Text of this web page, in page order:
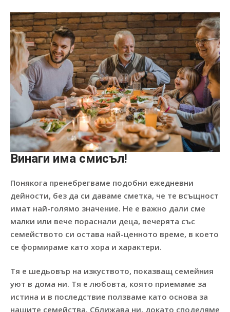
Винаги има смисъл!
Понякога пренебрегваме подобни ежедневни
дейности, без да си даваме сметка, че те всъщност
имат най-голямо значение. Не е важно дали сме
малки или вече пораснали деца, вечерята със
семейството си остава най-ценното време, в което
се формираме като хора и характери.
Тя е шедьовър на изкуството, показващ семейния
уют в дома ни. Тя е любовта, която приемаме за
истина и в последствие ползваме като основа за
нашите семейства. Сближава ни, докато споделяме